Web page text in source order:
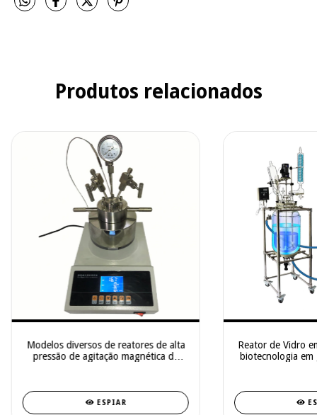
Produtos relacionados
Modelos diversos de reatores de alta
pressão de agitação magnética de
ESPIAR
Reator de Vidro
biotecnologia em